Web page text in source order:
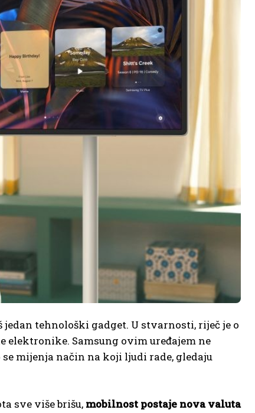
tehnološki gadget. U stvarnosti, riječ je o
Samsung ovim uređajem ne
mijenja način na koji ljudi rade, gledaju
sve više brišu, mobilnost postaje nova valuta